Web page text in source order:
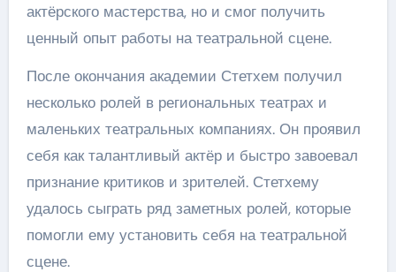
актёрского мастерства, но и смог получить
ценный опыт работы на театральной сцене.
После окончания академии Стетхем получил
несколько ролей в региональных театрах и
маленьких театральных компаниях. Он проявил
себя как талантливый актёр и быстро завоевал
признание критиков и зрителей. Стетхему
удалось сыграть ряд заметных ролей, которые
помогли ему установить себя на театральной
сцене.